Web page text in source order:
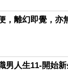
，今天想來去小
》；不過反正咱
到訊息說要改地
，離幻即覺，亦
男人生11-開始新